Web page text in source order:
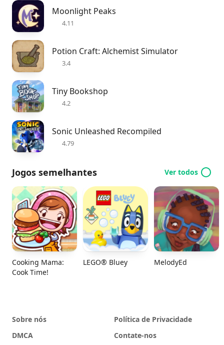
Moonlight Peaks
4.11
Potion Craft: Alchemist Simulator
3.4
Tiny Bookshop
4.2
Sonic Unleashed Recompiled
4.79
Jogos semelhantes Ver todos
Cooking Mama:
Cook Time!
LEGO® Bluey MelodyEd
Sobre nós
Política de Privacidade
DMCA
Contate-nos